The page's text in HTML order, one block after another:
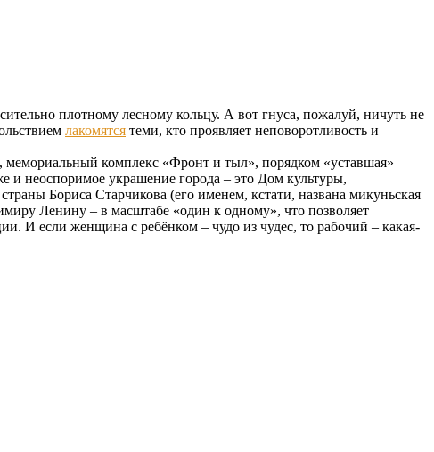
плотному лесному кольцу. А вот гнуса, пожалуй, ничуть не
лакомятся теми, кто проявляет неповоротливость и
комплекс «Фронт и тыл», порядком «уставшая»
и неоспоримое украшение города – это Дом культуры,
Бориса Старчикова (его именем, кстати, названа микуньская
Ленину – в масштабе «один к одному», что позволяет
И если женщина с ребёнком – чудо из чудес, то рабочий – какая-